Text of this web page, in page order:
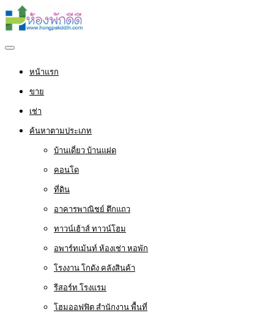
หน้าแรก
ขาย
เช่า
ค้นหาตามประเภท
บ้านเดี่ยว บ้านแฝด
คอนโด
ที่ดิน
อาคารพาณิชย์ ตึกแถว
ทาวน์เฮ้าส์ ทาวน์โฮม
อพาร์ทเม้นท์ ห้องเช่า หอพัก
โรงงาน โกดัง คลังสินค้า
รีสอร์ท โรงแรม
โฮมออฟฟิต สำนักงาน พื้นที่